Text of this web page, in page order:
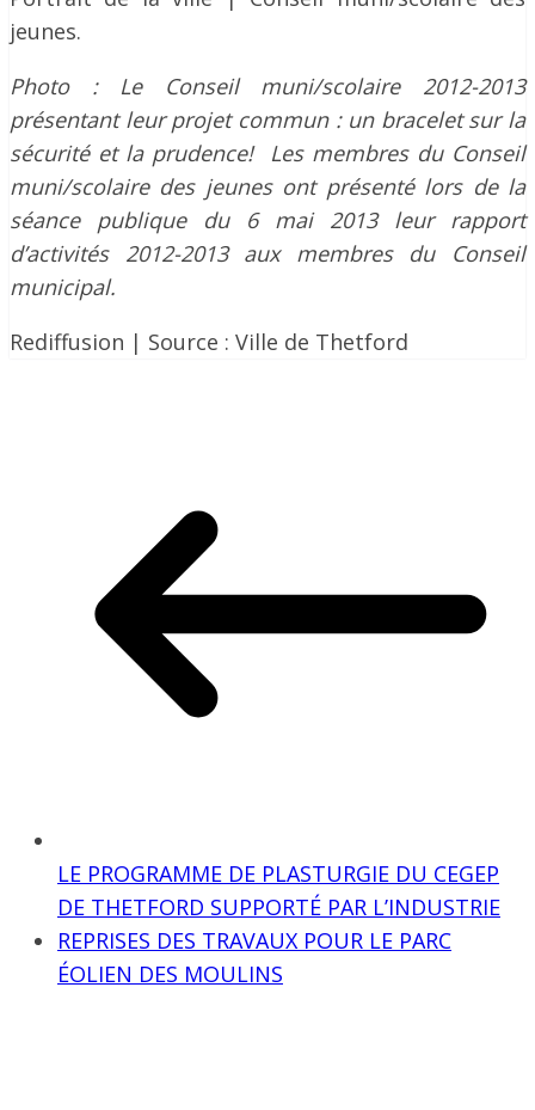
jeunes.
Photo : Le Conseil muni/scolaire 2012-2013
présentant leur projet commun : un bracelet sur la
sécurité et la prudence! Les membres du Conseil
muni/scolaire des jeunes ont présenté lors de la
séance publique du 6 mai 2013 leur rapport
d’activités 2012-2013 aux membres du Conseil
municipal.
Rediffusion | Source : Ville de Thetford
LE PROGRAMME DE PLASTURGIE DU CEGEP
DE THETFORD SUPPORTÉ PAR L’INDUSTRIE
REPRISES DES TRAVAUX POUR LE PARC
ÉOLIEN DES MOULINS